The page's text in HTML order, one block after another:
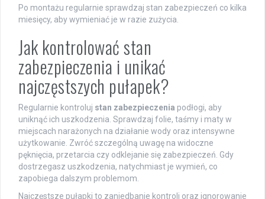
Po montażu regularnie sprawdzaj stan zabezpieczeń co kilka
miesięcy, aby wymieniać je w razie zużycia.
Jak kontrolować stan
zabezpieczenia i unikać
najczęstszych pułapek?
Regularnie kontroluj stan zabezpieczenia podłogi, aby
uniknąć ich uszkodzenia. Sprawdzaj folie, taśmy i maty w
miejscach narażonych na działanie wody oraz intensywne
użytkowanie. Zwróć szczególną uwagę na widoczne
pęknięcia, przetarcia czy odklejanie się zabezpieczeń. Gdy
dostrzegasz uszkodzenia, natychmiast je wymień, co
zapobiega dalszym problemom.
Najczęstsze pułapki to zaniedbanie kontroli oraz ignorowanie